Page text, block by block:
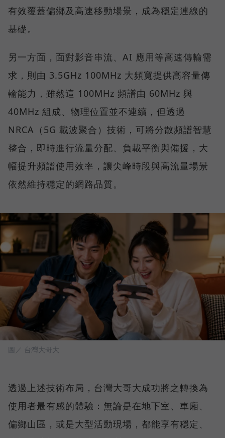
有效覆蓋偏鄉及高速移動場景，成為穩定連線的
基礎。
另一方面，面對影音串流、AI 應用等高速傳輸需
求，則由 3.5GHz 100MHz 大頻寬提供高容量傳
輸能力，雖然這 100MHz 頻譜由 60MHz 與
40MHz 組成、物理位置並不連續，但透過
NRCA（5G 載波聚合）技術，可將分散頻譜智慧
整合，即時進行流量分配、負載平衡與備援，大
幅提升頻譜使用效率，讓尖峰時段與高流量場景
依然維持穩定的網路品質。
圖／ 台灣大哥大
透過上述技術布局，台灣大哥大成功將之轉換為
使用者最有感的體驗：無論是在地下室、車廂、
偏鄉山區，或是大型活動現場，都能享有穩定、